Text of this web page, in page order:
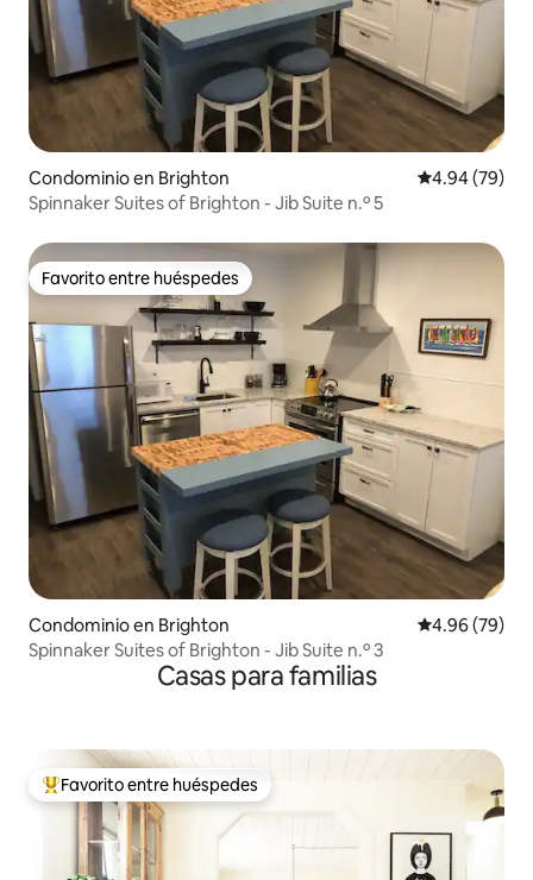
Condominio en Brighton Calificación
4.94 (79)
Spinnaker Suites of Brighton - Jib Suite n.º 5
Favorito entre huéspedes
Favorito entre huéspedes
Condominio en Brighton Calificación
4.96 (79)
Spinnaker Suites of Brighton - Jib Suite n.º 3
Casas para familias
De los mejores en Favorito entre huéspedes
Favorito entre huéspedes